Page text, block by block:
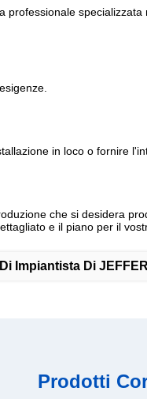
in loco o fornire
che si desidera
e il piano per il
Impiantista Di JEFFER
Prodotti